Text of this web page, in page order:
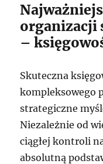
organizacji
–
Skuteczna
kompleksowego
strategiczne
Niezależnie od
ciągłej kontroli
absolutną